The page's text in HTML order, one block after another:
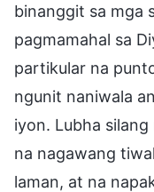
binanggit sa mga
pagmamahal sa
partikular na
ngunit naniwala
iyon. Lubha
na nagawang
laman, at na